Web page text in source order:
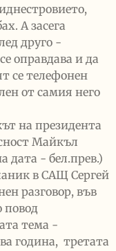
А засега
друго -
оправдава и да
се телефонен
от самия него
на президента
Майкъл
дата - бел.прев.)
в САЩ Сергей
разговор, във
повод
тема -
година, третата